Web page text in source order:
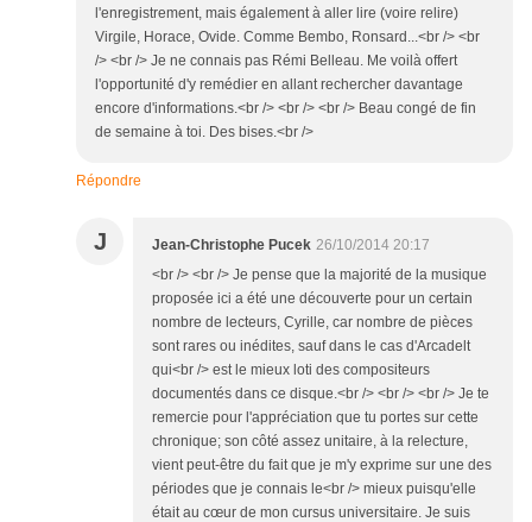
l'enregistrement, mais également à aller lire (voire relire)
Virgile, Horace, Ovide. Comme Bembo, Ronsard...<br /> <br
/> <br /> Je ne connais pas Rémi Belleau. Me voilà offert
l'opportunité d'y remédier en allant rechercher davantage
encore d'informations.<br /> <br /> <br /> Beau congé de fin
de semaine à toi. Des bises.<br />
Répondre
J Jean-Christophe Pucek 26/10/2014 20:17
<br /> <br /> Je pense que la majorité de la musique
proposée ici a été une découverte pour un certain
nombre de lecteurs, Cyrille, car nombre de pièces
sont rares ou inédites, sauf dans le cas d'Arcadelt
qui<br /> est le mieux loti des compositeurs
documentés dans ce disque.<br /> <br /> <br /> Je te
remercie pour l'appréciation que tu portes sur cette
chronique; son côté assez unitaire, à la relecture,
vient peut-être du fait que je m'y exprime sur une des
périodes que je connais le<br /> mieux puisqu'elle
était au cœur de mon cursus universitaire. Je suis